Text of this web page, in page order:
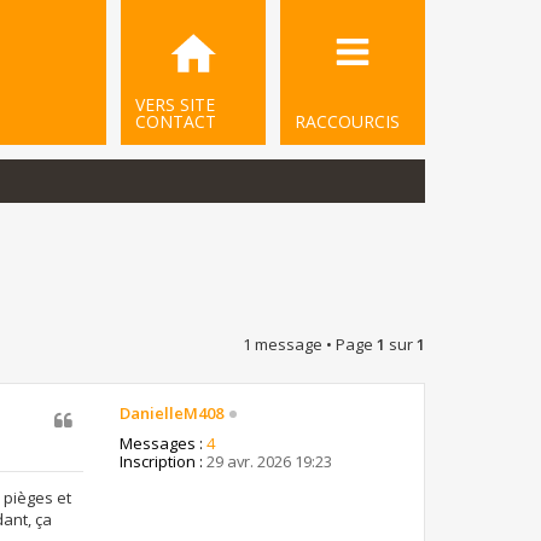
RACCOURCIS
VERS SITE
CONTACT
1 message • Page 1 sur1
DanielleM408
Messages : 4
Inscription : 29 avr. 2026 19:23
et
ça